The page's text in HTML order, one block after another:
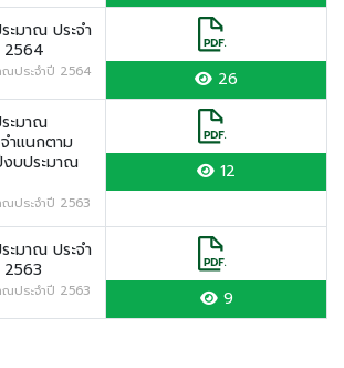
ะมาณ ประจำ
2564
ณประจำปี 2564
26
ะมาณ
ำแนกตาม
งบประมาณ
ประจำปี 2563
12
ะมาณ ประจำ
ประจำปี 2563 9